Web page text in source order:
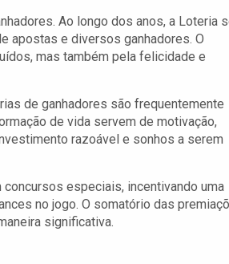
Ao longo dos anos, a Loteria
apostas e diversos ganhadores. O
mas também pela felicidade e
de ganhadores são frequentemente
de vida servem de motivação,
razoável e sonhos a serem
especiais, incentivando uma
no jogo. O somatório das
significativa.